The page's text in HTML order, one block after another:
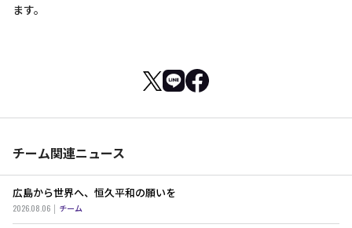
ます。
チーム関連ニュース
広島から世界へ、恒久平和の願いを
2026.08.06 チーム